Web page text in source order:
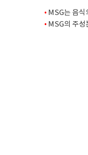
• MSG는 음식
• MSG의 주